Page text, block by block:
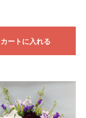
カートに入れる